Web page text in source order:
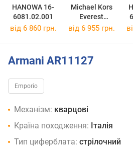
HANOWA 16-
6081.02.001
Michael Kors
Everest
MK4720
від 6 860 грн. від 6 955 грн.
Armani AR11127
Emporio
Механізм: кварцові
Країна походження: Італія
Тип циферблата: стрілочний